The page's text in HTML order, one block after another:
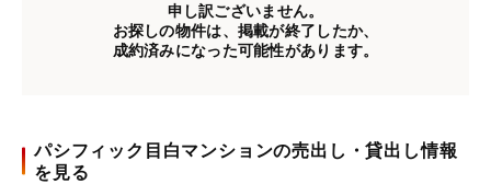
申し訳ございません。
お探しの物件は、掲載が終了したか、
成約済みになった可能性があります。
パシフィック目白マンションの売出し・貸出し情報
を見る